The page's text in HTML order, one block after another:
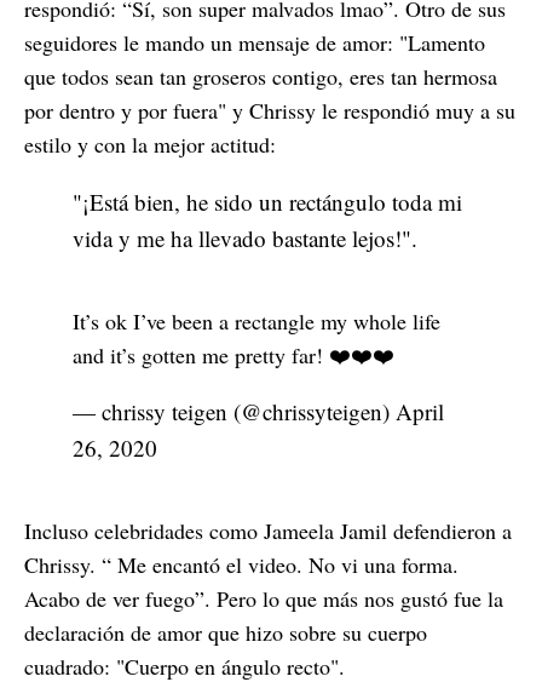
respondió: “Sí, son super malvados lmao”. Otro de sus
seguidores le mando un mensaje de amor: "Lamento
que todos sean tan groseros contigo, eres tan hermosa
por dentro y por fuera" y Chrissy le respondió muy a su
estilo y con la mejor actitud:
"¡Está bien, he sido un rectángulo toda mi
vida y me ha llevado bastante lejos!".
It’s ok I’ve been a rectangle my whole life
and it’s gotten me pretty far! ❤️❤️❤️
— chrissy teigen (@chrissyteigen) April
26, 2020
Incluso celebridades como Jameela Jamil defendieron a
Chrissy. “ Me encantó el video. No vi una forma.
Acabo de ver fuego”. Pero lo que más nos gustó fue la
declaración de amor que hizo sobre su cuerpo
cuadrado: "Cuerpo en ángulo recto".